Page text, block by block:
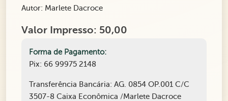
Autor: Marlete Dacroce
Valor Impresso: 50,00
Forma de Pagamento:
Pix: 66 99975 2148
Transferência Bancária: AG. 0854 OP.001 C/C
3507-8 Caixa Econômica /Marlete Dacroce